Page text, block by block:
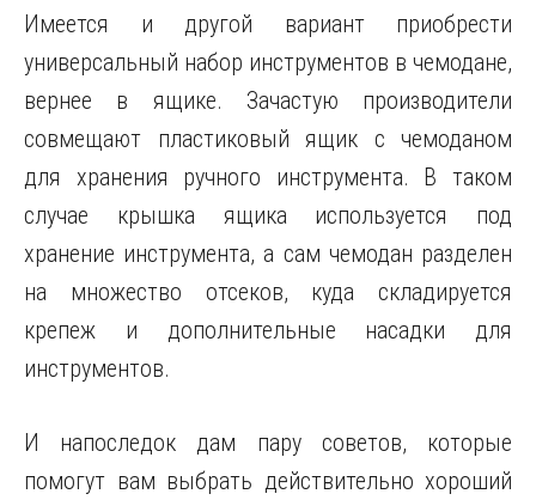
Имеется и другой вариант приобрести
универсальный набор инструментов в чемодане,
вернее в ящике. Зачастую производители
совмещают пластиковый ящик с чемоданом
для хранения ручного инструмента. В таком
случае крышка ящика используется под
хранение инструмента, а сам чемодан разделен
на множество отсеков, куда складируется
крепеж и дополнительные насадки для
инструментов.
И напоследок дам пару советов, которые
помогут вам выбрать действительно хороший